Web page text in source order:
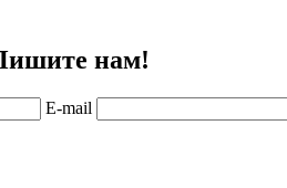
нам!
E-mail